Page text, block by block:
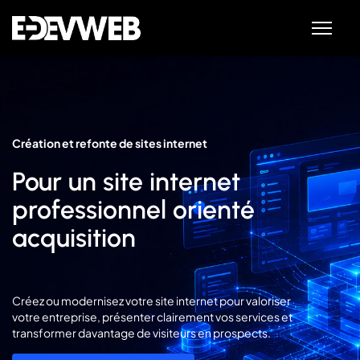
Création et refonte de sites internet
Pour un site internet
professionnel orienté
acquisition
Créez ou modernisez votre site internet pour valoriser
votre entreprise, présenter clairement vos services et
transformer davantage de visiteurs en prospects.